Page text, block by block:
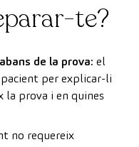
te?
de la prova: el
per explicar-li
la prova i en quines
no requereix